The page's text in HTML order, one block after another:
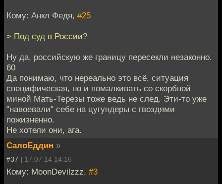
Кому: Анкл Федя, #25
> Под суд в России?
Ну да, российскую же границу пересекли незаконно.
60
Да понимаю, что нереально это всё, ситуация
специфическая, но и помалкивать со скорбной
миной Мать-Терезы тоже ведь не след. Эти-то уже
"навоевали" себе на цугундеры с гвоздями
пожизненно.
Не хотели они, ага.
СалоЕддин »
#37 | 17.07.14 14:16
Кому: MoonDevilzzz, #3